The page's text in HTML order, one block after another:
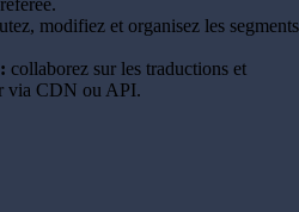
modifiez et organisez les segments
collaborez sur les traductions et
via CDN ou API.